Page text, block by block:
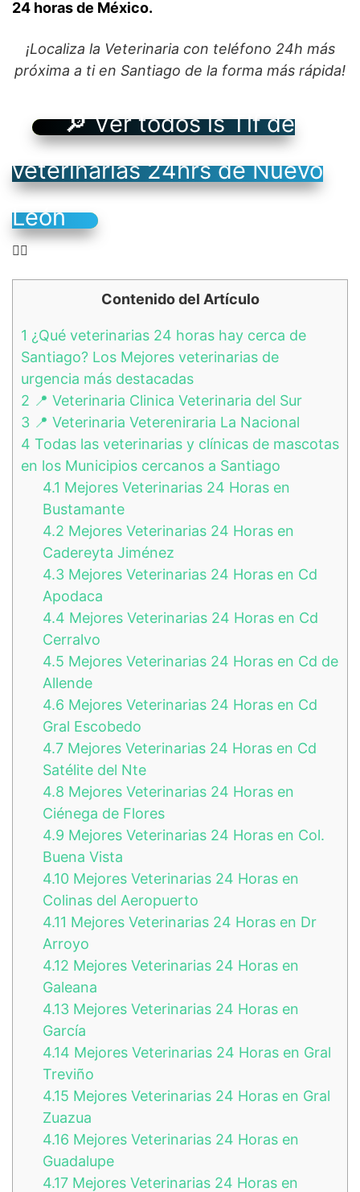
24 horas de México.
¡Localiza la Veterinaria con teléfono 24h más
próxima a ti en Santiago de la forma más rápida!
🔎 Ver todos ls Tlf de
veterinarias 24hrs de Nuevo
León
👉🏻
Contenido del Artículo
1 ¿Qué veterinarias 24 horas hay cerca de
Santiago? Los Mejores veterinarias de
urgencia más destacadas
2 📍 Veterinaria Clinica Veterinaria del Sur
3 📍 Veterinaria Vetereniraria La Nacional
4 Todas las veterinarias y clínicas de mascotas
en los Municipios cercanos a Santiago
4.1 Mejores Veterinarias 24 Horas en
Bustamante
4.2 Mejores Veterinarias 24 Horas en
Cadereyta Jiménez
4.3 Mejores Veterinarias 24 Horas en Cd
Apodaca
4.4 Mejores Veterinarias 24 Horas en Cd
Cerralvo
4.5 Mejores Veterinarias 24 Horas en Cd de
Allende
4.6 Mejores Veterinarias 24 Horas en Cd
Gral Escobedo
4.7 Mejores Veterinarias 24 Horas en Cd
Satélite del Nte
4.8 Mejores Veterinarias 24 Horas en
Ciénega de Flores
4.9 Mejores Veterinarias 24 Horas en Col.
Buena Vista
4.10 Mejores Veterinarias 24 Horas en
Colinas del Aeropuerto
4.11 Mejores Veterinarias 24 Horas en Dr
Arroyo
4.12 Mejores Veterinarias 24 Horas en
Galeana
4.13 Mejores Veterinarias 24 Horas en
García
4.14 Mejores Veterinarias 24 Horas en Gral
Treviño
4.15 Mejores Veterinarias 24 Horas en Gral
Zuazua
4.16 Mejores Veterinarias 24 Horas en
Guadalupe
4.17 Mejores Veterinarias 24 Horas en